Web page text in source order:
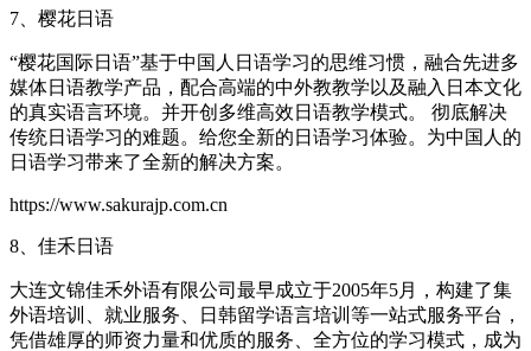
7、樱花日语
“樱花国际日语”基于中国人日语学习的思维习惯，融合先进多
媒体日语教学产品，配合高端的中外教教学以及融入日本文化
的真实语言环境。并开创多维高效日语教学模式。 彻底解决
传统日语学习的难题。给您全新的日语学习体验。为中国人的
日语学习带来了全新的解决方案。
https://www.sakurajp.com.cn
8、佳禾日语
大连文锦佳禾外语有限公司最早成立于2005年5月，构建了集
外语培训、就业服务、日韩留学语言培训等一站式服务平台，
凭借雄厚的师资力量和优质的服务、全方位的学习模式，成为